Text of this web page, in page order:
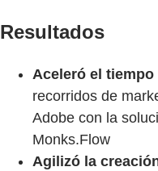
Resultados
Aceleró el
recorridos de
Adobe con la
Monks.Flow
Agilizó la